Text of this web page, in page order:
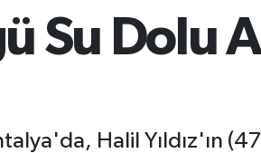
Su Dolu
Halil Yıldız'ın